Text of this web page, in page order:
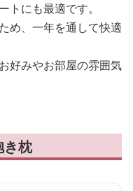
トにも最適です。
め、一年を通して快適
好みやお部屋の雰囲気
き枕